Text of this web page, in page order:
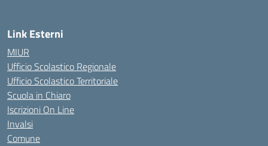
Link Esterni
MIUR
Ufficio Scolastico Regionale
Ufficio Scolastico Territoriale
Scuola in Chiaro
Iscrizioni On Line
Invalsi
Comune